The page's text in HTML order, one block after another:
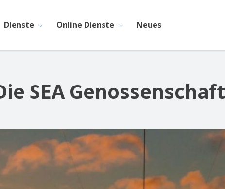
Dienste Online Dienste Neues
SEA Genossenschaft